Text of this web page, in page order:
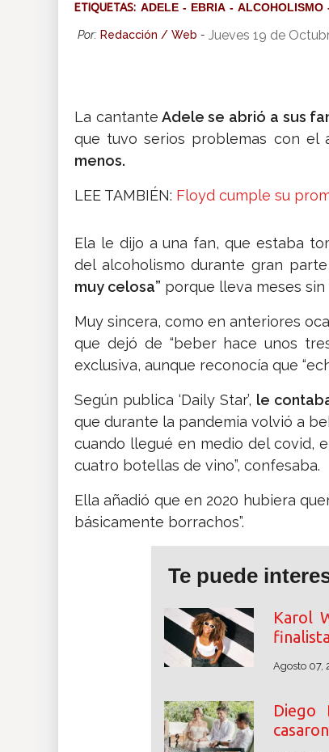
ETIQUETAS: ADELE EBRIA ALCOHOLISMO
Por: Redacción / Web - Jueves 19 de
La cantante Adele se abrió a sus
que tuvo serios problemas con el
menos.
LEE TAMBIÉN: Floyd cumple su
Ela le dijo a una fan, que estaba
del alcoholismo durante gran parte
muy celosa” porque lleva meses
Muy sincera, como en anteriores
que dejó de “beber hace unos
exclusiva, aunque reconocía que
Según publica ‘Daily Star’, le
que durante la pandemia volvió a
cuando llegué en medio del covid,
cuatro botellas de vino”, confesaba.
Ella añadió que en 2020 hubiera
básicamente borrachos”.
Te puede
Karol
Agosto 07,
Diego
casaron